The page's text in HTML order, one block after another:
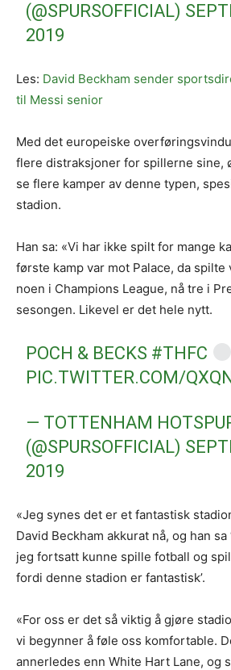
(@SPURSOFFICIAL)
2019
Les: David Beckham sender
til Messi senior
Med det europeiske
flere distraksjoner for spillerne sine,
se flere kamper av denne typen,
stadion.
Han sa: «Vi har ikke spilt for mange
første kamp var mot Palace, da spilte
noen i Champions League, nå tre i
sesongen. Likevel er det hele nytt.
POCH & BECKS #THFC
PIC.TWITTER.COM/
— TOTTENHAM
(@SPURSOFFICIAL)
2019
«Jeg synes det er et fantastisk
David Beckham akkurat nå, og han sa
jeg fortsatt kunne spille fotball og
fordi denne stadion er fantastisk’.
«For oss er det så viktig å gjøre
vi begynner å føle oss komfortable.
annerledes enn White Hart Lane, og